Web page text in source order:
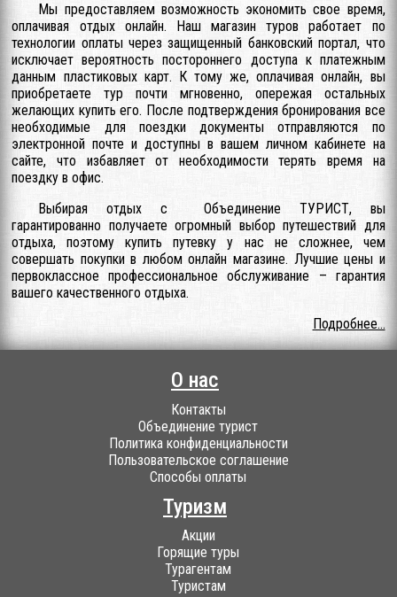
Мы предоставляем возможность экономить свое время,
оплачивая отдых онлайн. Наш магазин туров работает по
технологии оплаты через защищенный банковский портал, что
исключает вероятность постороннего доступа к платежным
данным пластиковых карт. К тому же, оплачивая онлайн, вы
приобретаете тур почти мгновенно, опережая остальных
желающих купить его. После подтверждения бронирования все
необходимые для поездки документы отправляются по
электронной почте и доступны в вашем личном кабинете на
сайте, что избавляет от необходимости терять время на
поездку в офис.
Выбирая отдых с Объединение ТУРИСТ, вы
гарантированно получаете огромный выбор путешествий для
отдыха, поэтому купить путевку у нас не сложнее, чем
совершать покупки в любом онлайн магазине. Лучшие цены и
первоклассное профессиональное обслуживание – гарантия
вашего качественного отдыха.
Подробнее...
О нас
Контакты
Объединение турист
Политика конфиденциальности
Пользовательское соглашение
Способы оплаты
Туризм
Акции
Горящие туры
Турагентам
Туристам